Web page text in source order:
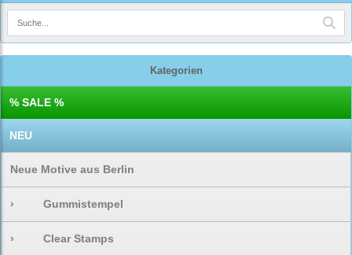
Kategorien
% SALE %
NEU
Neue Motive aus Berlin
› Gummistempel
› Clear Stamps